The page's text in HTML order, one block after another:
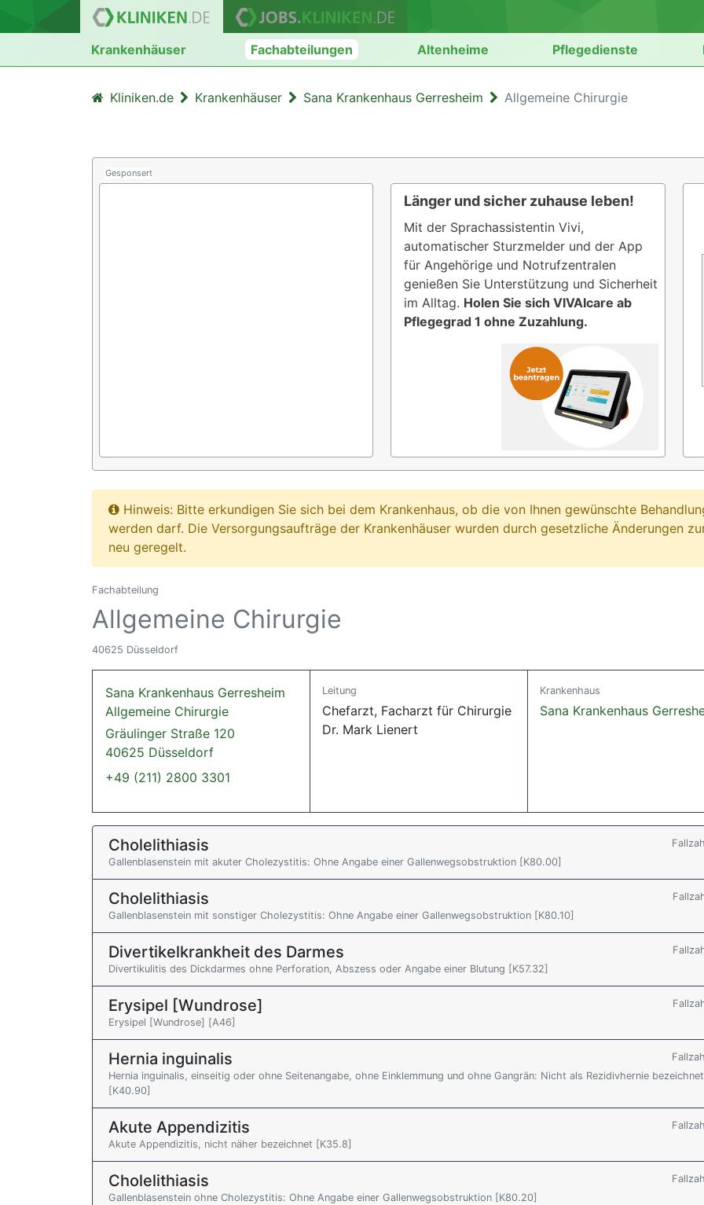
Krankenhäuser Fachabteilungen Altenheime Pflegedienste
Kliniken.de Krankenhäuser Sana Krankenhaus Gerresheim Allgemeine Chirurgie
Gesponsert
Länger und sicher zuhause leben!
Mit der Sprachassistentin Vivi,
automatischer Sturzmelder und der App
für Angehörige und Notrufzentralen
genießen Sie Unterstützung und Sicherheit
im Alltag. Holen Sie sich VIVAIcare ab
Pflegegrad 1 ohne Zuzahlung.
Hinweis: Bitte erkundigen Sie sich bei dem Krankenhaus, ob die von Ihnen gewünschte
werden darf. Die Versorgungsaufträge der Krankenhäuser wurden durch gesetzliche Änderungen
neu geregelt.
Fachabteilung
Allgemeine Chirurgie
40625 Düsseldorf
Sana Krankenhaus Gerresheim
Allgemeine Chirurgie
Gräulinger Straße 120
40625 Düsseldorf
+49 (211) 2800 3301
Leitung
Chefarzt, Facharzt für Chirurgie
Dr. Mark Lienert
Krankenhaus
Sana Krankenhaus
Cholelithiasis
Gallenblasenstein mit akuter Cholezystitis: Ohne Angabe einer Gallenwegsobstruktion [K80.00]
Cholelithiasis
Gallenblasenstein mit sonstiger Cholezystitis: Ohne Angabe einer Gallenwegsobstruktion [K80.10]
Divertikelkrankheit des Darmes
Divertikulitis des Dickdarmes ohne Perforation, Abszess oder Angabe einer Blutung [K57.32]
Erysipel [Wundrose]
Erysipel [Wundrose] [A46]
Hernia inguinalis
Hernia inguinalis, einseitig oder ohne Seitenangabe, ohne Einklemmung und ohne Gangrän: Nicht als Rezidivhernie bezeichnet
[K40.90]
Akute Appendizitis
Akute Appendizitis, nicht näher bezeichnet [K35.8]
Cholelithiasis
Gallenblasenstein ohne Cholezystitis: Ohne Angabe einer Gallenwegsobstruktion [K80.20]